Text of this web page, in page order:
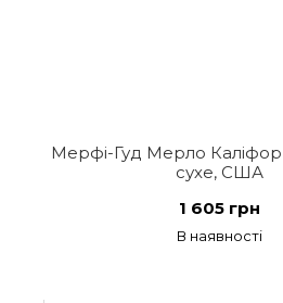
Мерфі-Гуд Мерло
сухе, США
1 605 грн
В наявності